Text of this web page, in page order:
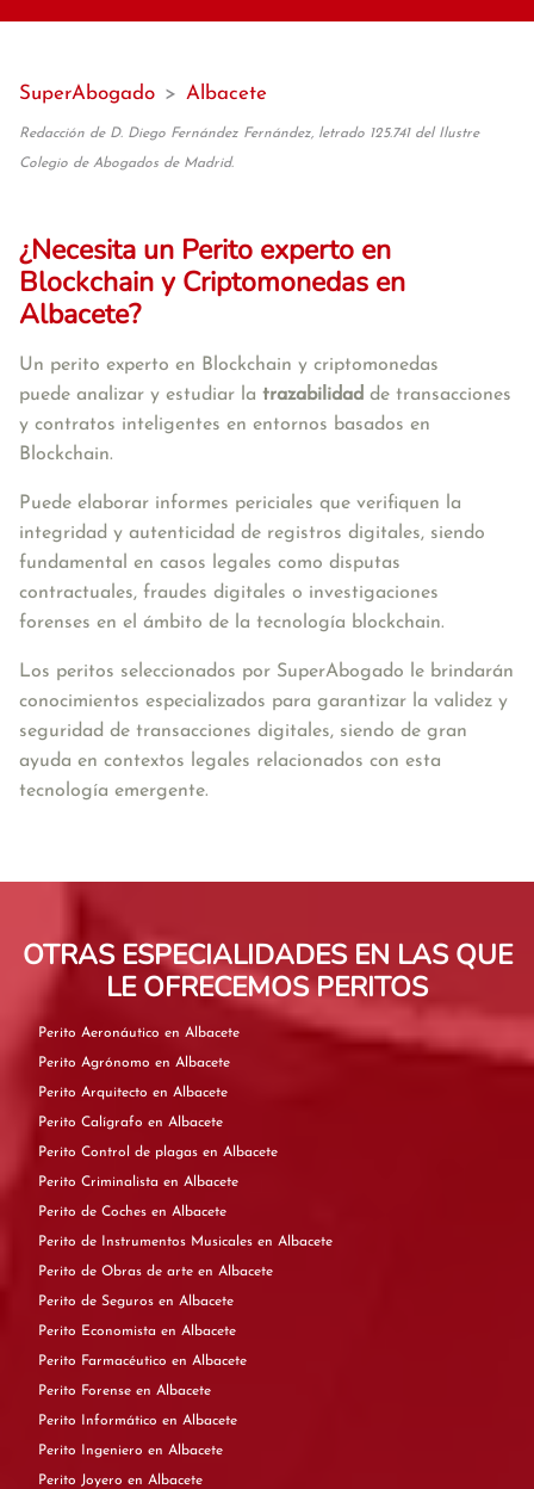
SuperAbogado > Albacete
Redacción de D. Diego Fernández Fernández, letrado 125.741 del Ilustre
Colegio de Abogados de Madrid.
¿Necesita un Perito experto en
Blockchain y Criptomonedas en
Albacete?
Un perito experto en Blockchain y criptomonedas
puede analizar y estudiar la trazabilidad de transacciones
y contratos inteligentes en entornos basados en
Blockchain.
Puede elaborar informes periciales que verifiquen la
integridad y autenticidad de registros digitales, siendo
fundamental en casos legales como disputas
contractuales, fraudes digitales o investigaciones
forenses en el ámbito de la tecnología blockchain.
Los peritos seleccionados por SuperAbogado le brindarán
conocimientos especializados para garantizar la validez y
seguridad de transacciones digitales, siendo de gran
ayuda en contextos legales relacionados con esta
tecnología emergente.
OTRAS ESPECIALIDADES EN LAS QUE
LE OFRECEMOS PERITOS
Perito Aeronáutico en Albacete
Perito Agrónomo en Albacete
Perito Arquitecto en Albacete
Perito Calígrafo en Albacete
Perito Control de plagas en Albacete
Perito Criminalista en Albacete
Perito de Coches en Albacete
Perito de Instrumentos Musicales en Albacete
Perito de Obras de arte en Albacete
Perito de Seguros en Albacete
Perito Economista en Albacete
Perito Farmacéutico en Albacete
Perito Forense en Albacete
Perito Informático en Albacete
Perito Ingeniero en Albacete
Perito Joyero en Albacete